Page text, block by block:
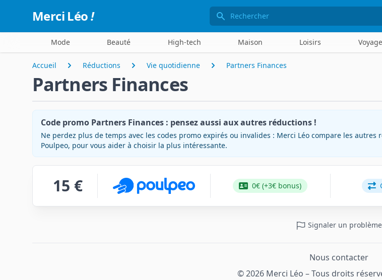
Merci Léo! Rechercher
Mode Beauté High-tech Maison Loisirs
Accueil Réductions Vie quotidienne Partners Finances
Partners Finances
Code promo Partners Finances : pensez aussi aux autres réductions !
Ne perdez plus de temps avec les codes promo expirés ou invalides : Merci Léo compare les
Poulpeo, pour vous aider à choisir la plus intéressante.
15 € 0€ (+3€ bonus)
Signaler un problème
Nous contacter
© 2026 Merci Léo – Tous droits